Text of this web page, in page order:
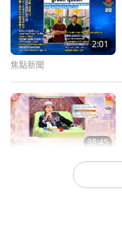
28:49
2:01
焦點新聞
38:45